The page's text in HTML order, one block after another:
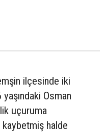
ilçesinde iki
Osman
uçuruma
kaybetmiş halde